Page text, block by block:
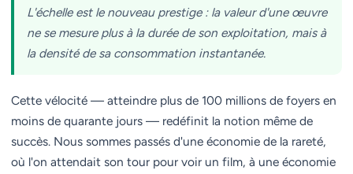
L'échelle est le nouveau prestige : la valeur d'une œuvre
ne se mesure plus à la durée de son exploitation, mais à
la densité de sa consommation instantanée.
Cette vélocité — atteindre plus de 100 millions de foyers en
moins de quarante jours — redéfinit la notion même de
succès. Nous sommes passés d'une économie de la rareté,
où l'on attendait son tour pour voir un film, à une économie